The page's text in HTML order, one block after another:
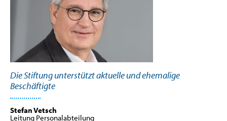
Die Stiftung unterstützt aktuelle und ehemalige
Beschäftigte
Stefan Vetsch
Leitung Personalabteilung